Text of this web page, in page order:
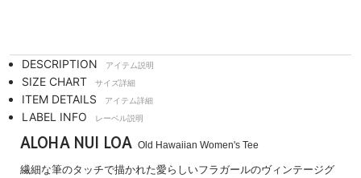
DESCRIPTION アイテム説明
SIZE CHART サイズ詳細
ITEM DETAILS アイテム詳細
LABEL INFO レーベル説明
ALOHA NUI LOA Old Hawaiian Women's Tee
繊細な筆のタッチで描かれた愛らしいフラガールのヴィンテージグ